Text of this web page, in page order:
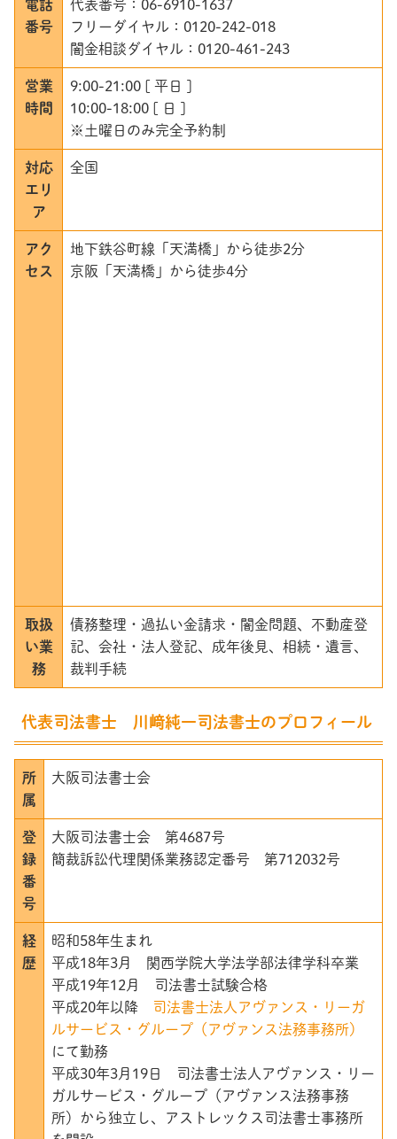
電話
番号
代表番号：06-6910-1637
フリーダイヤル：0120-242-018
闇金相談ダイヤル：0120-461-243
営業
時間
9:00-21:00 [ 平日 ]
10:00-18:00 [ 日 ]
※土曜日のみ完全予約制
対応
エリ
ア
全国
アク
セス
地下鉄谷町線「天満橋」から徒歩2分
京阪「天満橋」から徒歩4分
取扱
い業
務
債務整理・過払い金請求・闇金問題、不動産登
記、会社・法人登記、成年後見、相続・遺言、
裁判手続
代表司法書士 川﨑純一司法書士のプロフィール
所
属
大阪司法書士会
登
録
番
号
大阪司法書士会 第4687号
簡裁訴訟代理関係業務認定番号 第712032号
経
歴
昭和58年生まれ
平成18年3月 関西学院大学法学部法律学科卒業
平成19年12月 司法書士試験合格
平成20年以降
司法書士法人アヴァンス・リーガ
ルサービス・グループ（アヴァンス法務事務所）
にて勤務
平成30年3月19日 司法書士法人アヴァンス・リー
ガルサービス・グループ（アヴァンス法務事務
所）から独立し、アストレックス司法書士事務所